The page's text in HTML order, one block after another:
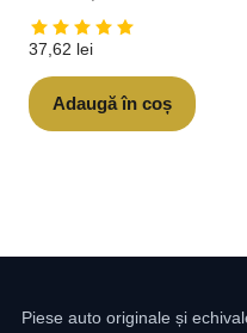
37,62 lei
Adaugă în coș
Piese auto originale și